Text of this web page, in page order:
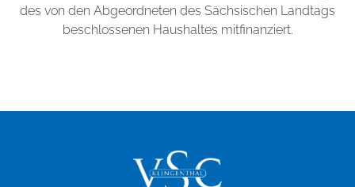
des von den Abgeordneten des Sächsischen Landtags
beschlossenen Haushaltes mitfinanziert.